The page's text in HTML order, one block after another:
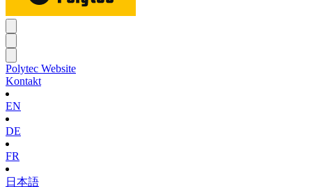
Polytec Website
Kontakt
EN
DE
FR
日本語